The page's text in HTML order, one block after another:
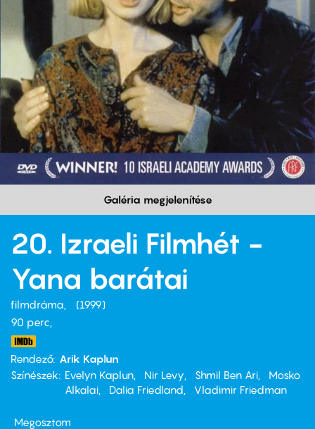
Galéria megjelenítése
20. Izraeli Filmhét -
Yana barátai
filmdráma
1999
90 perc,
Rendező Arik Kaplun
Színészek
Evelyn Kaplun Nir Levy Shmil Ben Ari
Mosko
Alkalai
Dalia Friedland Vladimir Friedman
Megosztom